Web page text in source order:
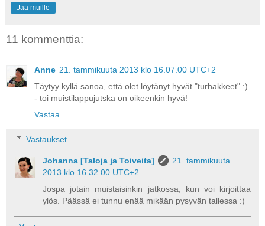
Jaa muille
11 kommenttia:
Anne 21. tammikuuta 2013 klo 16.07.00 UTC+2
Täytyy kyllä sanoa, että olet löytänyt hyvät "turhakkeet" :)
- toi muistilappujutska on oikeenkin hyvä!
Vastaa
Vastaukset
Johanna [Taloja ja Toiveita]
21. tammikuuta
2013 klo 16.32.00 UTC+2
Jospa jotain muistaisinkin jatkossa, kun voi kirjoittaa
ylös. Päässä ei tunnu enää mikään pysyvän tallessa :)